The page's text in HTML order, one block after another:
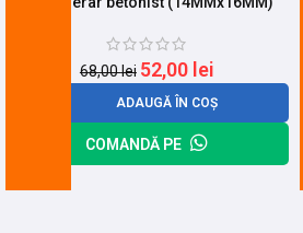
68,00lei 52,00 lei
ADAUGĂ ÎN COȘ
COMANDĂ PE